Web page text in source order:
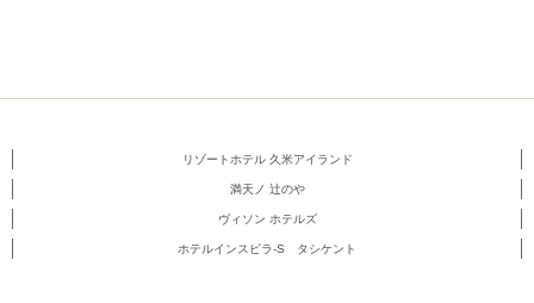
リゾートホテル 久米アイランド
満天ノ 辻のや
ヴィソン ホテルズ
ホテルインスピラ-S タシケント